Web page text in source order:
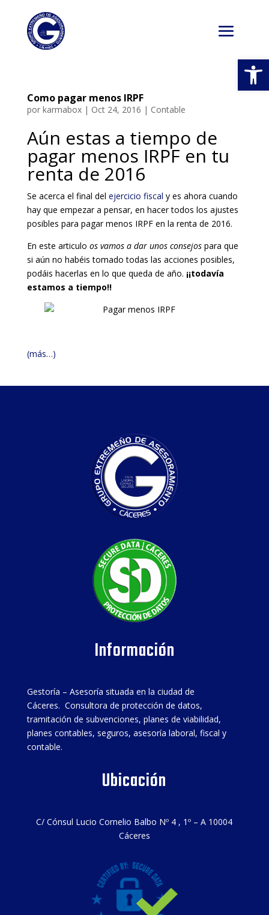
Como pagar menos IRPF
por karmabox| Oct 24, 2016 | Contable
Aún estas a tiempo de
pagar menos IRPF en tu
renta de 2016
Se acerca el final del ejercicio fiscal y es ahora cuando
hay que empezar a pensar, en hacer todos los ajustes
posibles para pagar menos IRPF en la renta de 2016.
En este articulo os vamos a dar unos consejospara que
si aún no habéis tomado todas las acciones posibles,
podáis hacerlas en lo que queda de año. ¡¡todavía
estamos a tiempo!!
(más…)
Información
Gestoría – Asesoría situada en la ciudad de
Cáceres. Consultora de protección de datos,
tramitación de subvenciones, planes de viabilidad,
planes contables, seguros, asesoría laboral, fiscal y
contable.
Ubicación
C/ Cónsul Lucio Cornelio Balbo Nº 4 , 1º – A 10004
Cáceres